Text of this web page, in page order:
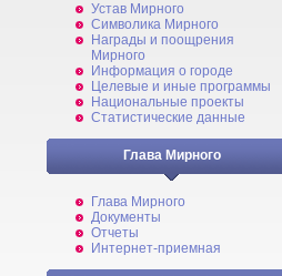
Устав Мирного
Символика Мирного
Награды и поощрения
Мирного
Информация о городе
Целевые и иные программы
Национальные проекты
Статистические данные
Глава Мирного
Глава Мирного
Документы
Отчеты
Интернет-приемная